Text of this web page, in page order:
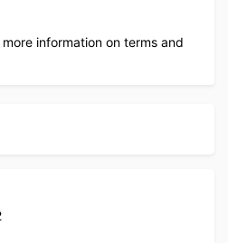
information on terms and